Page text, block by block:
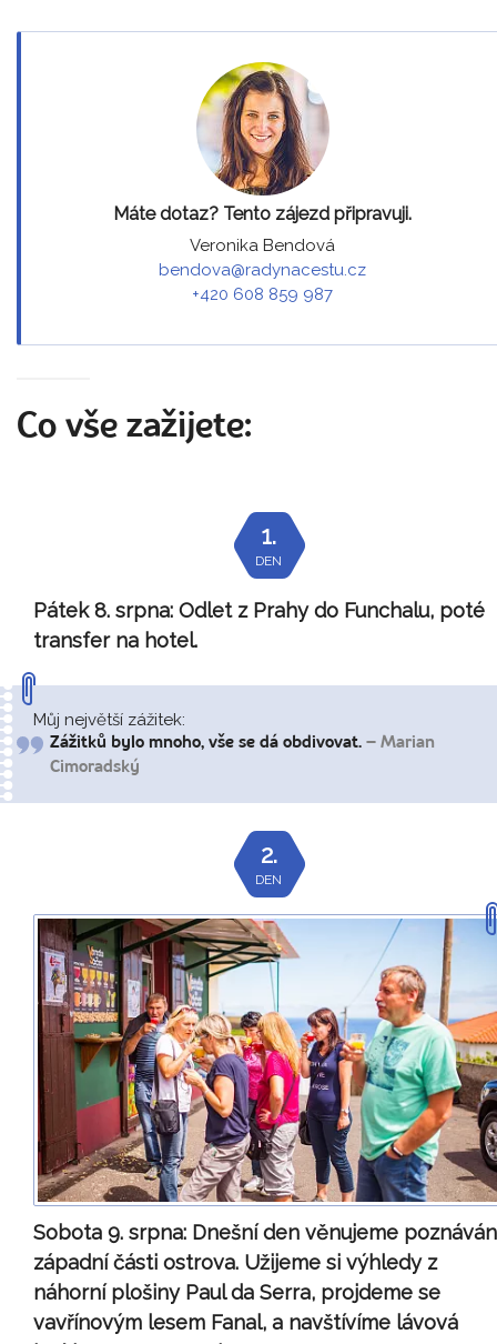
Máte dotaz? Tento zájezd připravuji.
Veronika Bendová
bendova@radynacestu.cz
+420 608 859 987
Co vše zažijete:
1.
DEN
Pátek 8. srpna: Odlet z Prahy do Funchalu, poté
transfer na hotel.
Můj největší zážitek:
Zážitků bylo mnoho, vše se dá obdivovat. – Marian
Cimoradský
2.
DEN
Sobota 9. srpna: Dnešní den věnujeme
západní části ostrova. Užijeme si výhledy z
náhorní plošiny Paul da Serra, projdeme se
vavřínovým lesem Fanal, a navštívíme lávová